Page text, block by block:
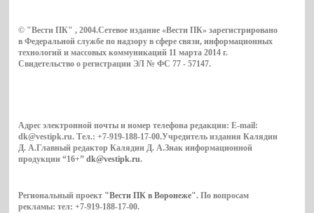
© "Вести ПК" , 2004.Сетевое издание «Вести ПК» зарегистрировано
в Федеральной службе по надзору в сфере связи, информационных
технологий и массовых коммуникаций 11 марта 2014 г.
Свидетельство о регистрации ЭЛ № ФС 77 - 57147.
Адрес электронной почты и номер телефона редакции: E-mail:
dk@vestipk.ru. Тел.: +7-919-188-17-00.Учредитель издания Калядин
Д. А.Главный редактор Калядин Д. А.Знак информационной
продукции “16+”dk@vestipk.ru.
Региональный проект "Вести ПК в Воронеже". По вопросам
рекламы: тел: +7-919-188-17-00.